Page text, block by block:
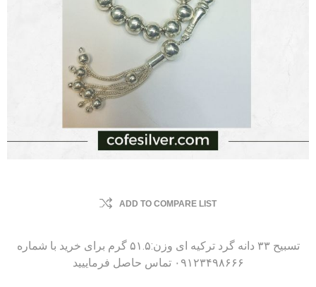
ADD TO COMPARE LIST
تسبیح ۳۳ دانه گرد ترکیه ای وزن:۵۱.۵ گرم برای خرید با شماره
۰۹۱۲۳۴۹۸۶۶۶ تماس حاصل فرماییید